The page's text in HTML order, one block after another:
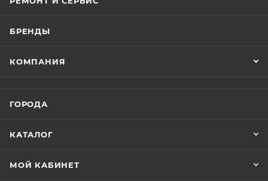
БРЕНДЫ
КОМПАНИЯ
ГОРОДА
КАТАЛОГ
МОЙ КАБИНЕТ